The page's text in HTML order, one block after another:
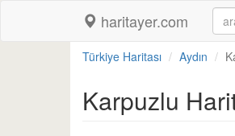
haritayer.com
Türkiye Haritası Aydın
Karpuzlu